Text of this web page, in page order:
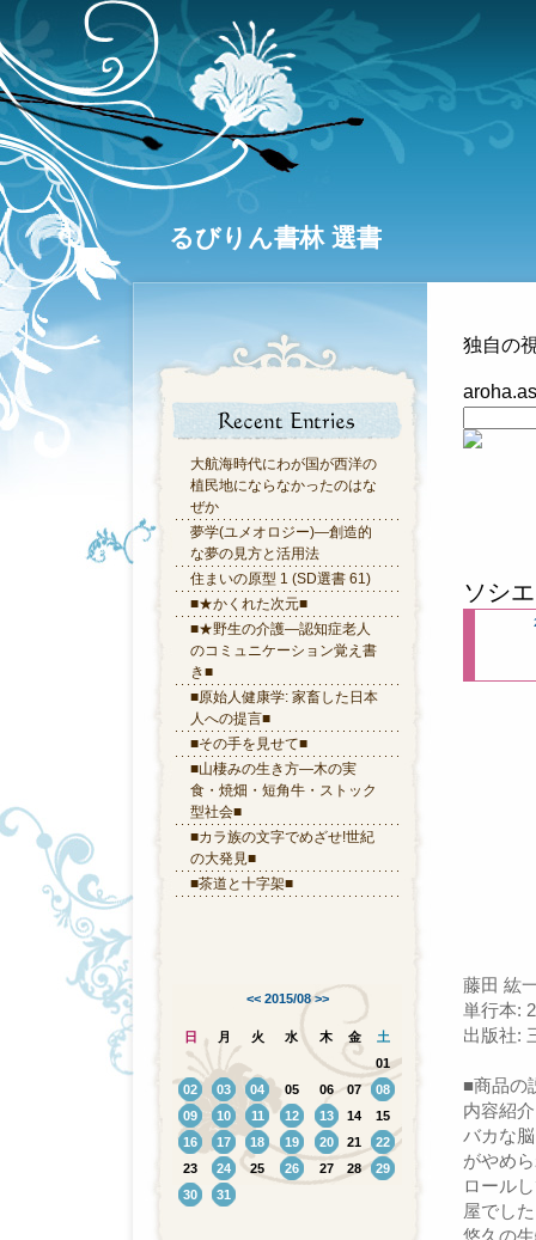
るびりん書林 選書
大航海時代にわが国が西洋の
植民地にならなかったのはな
ぜか
夢学(ユメオロジー)―創造的
な夢の見方と活用法
住まいの原型 1 (SD選書 61)
■★かくれた次元■
■★野生の介護―認知症老人
のコミュニケーション覚え書
き■
■原始人健康学: 家畜した日本
人への提言■
■その手を見せて■
■山棲みの生き方―木の実
食・焼畑・短角牛・ストック
型社会■
■カラ族の文字でめざせ!世紀
の大発見■
■茶道と十字架■
<< 2015/08 >>
日 月 火 水 木 金
土
01
02
03 04 05 06 07
08
09
10 11 12 13 14
15
16
17 18 19 20 21
22
23
24 25 26 27 28
29
30
31
独自の
ソシ
藤田 紘
単行本:
出版社:
■商品の
内容紹介
バカな
がやめ
ロール
屋でし
悠久の